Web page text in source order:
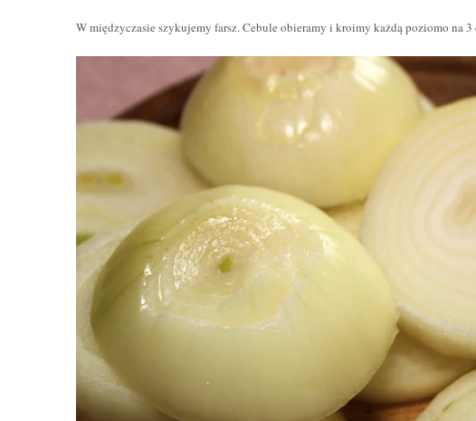
W międzyczasie szykujemy farsz. Cebule obieramy i kroimy każdą poziomo na